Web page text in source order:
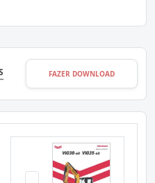
FAZER DOWNLOAD